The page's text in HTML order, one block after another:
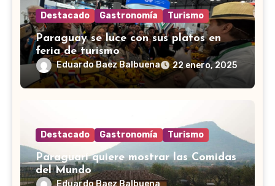
Destacado Gastronomía Turismo
Paraguay se luce con sus platos en
feria de turismo
Eduardo Baez Balbuena 22 enero, 2025
Destacado Gastronomía Turismo
Paraguarí quiere mostrar las Comidas
del Mundo
Eduardo Baez Balbuena